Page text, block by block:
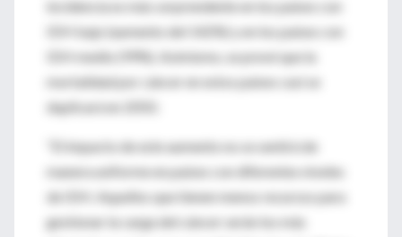
incidencia es más sorprendente en los países con
IDH bajo (aumento del 142%) y en los países con
IDH medio (99%). Asimismo, se prevé que la
mortalidad por cáncer en estos países casi se
duplicará en 2050.
“El impacto de este aumento no se sentirá de
manera uniforme en países con diferentes niveles
de IDH. Aquellos que tienen menos recursos para
gestionar la carga del cáncer serán los más